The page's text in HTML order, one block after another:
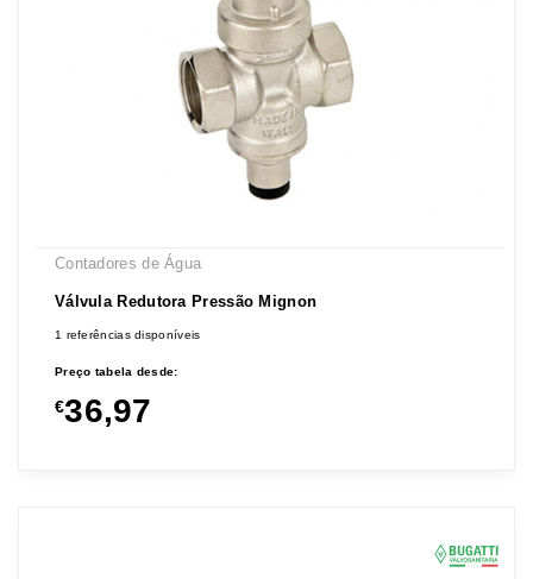
Contadores de Água
Válvula Redutora Pressão Mignon
1 referências disponíveis
Preço tabela desde:
€36,97